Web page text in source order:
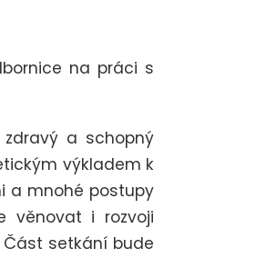
na práci s
a schopný
výkladem k
a mnohé postupy
věnovat i rozvoji
setkání bude